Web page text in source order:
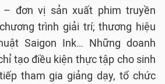
– đơn vị sản xuất phim truyền
trình giải trí; thương hiệu
Saigon Ink… Những doanh
tạo điều kiện thực tập cho sinh
tham gia giảng dạy, tổ chức